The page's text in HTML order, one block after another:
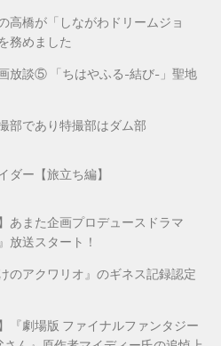
高橋が「しながわドリームジョ
務めました
放談⑤ 「ちはやふる-結び-」聖地
部であり特撮部はダム部
ー【旅立ち編】
あまた企画プロデュースドラマ
放送スタート！
のアクワリオ』のギネス記録認定
『劇場版 ファイナルファンタジー